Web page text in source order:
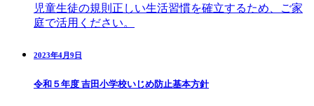
児童生徒の規則正しい生活習慣を確立するため、ご家
庭で活用ください。
2023年4月9日
令和５年度 吉田小学校いじめ防止基本方針